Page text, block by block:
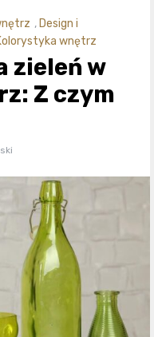
, Design i
wnętrz
zieleń w
Z czym